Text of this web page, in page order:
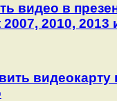
видео в
2010, 2013
видеокарту